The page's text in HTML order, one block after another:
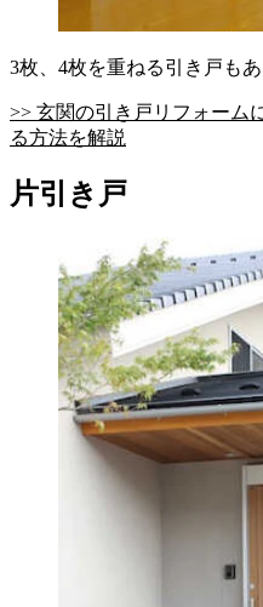
3枚、4枚を重ねる引き戸もあ
>> 玄関の引き戸リフォーム
る方法を解説
片引き戸